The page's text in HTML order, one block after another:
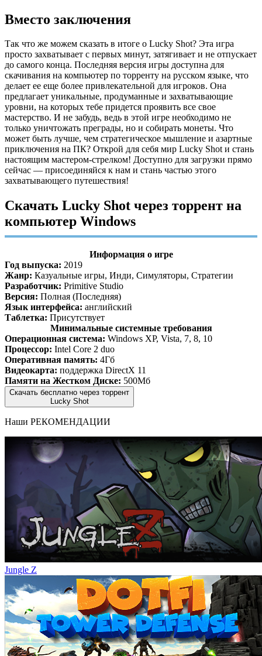
Вместо заключения
Так что же можем сказать в итоге о Lucky Shot? Эта игра
просто захватывает с первых минут, затягивает и не отпускает
до самого конца. Последняя версия игры доступна для
скачивания на компьютер по торренту на русском языке, что
делает ее еще более привлекательной для игроков. Она
предлагает уникальные, продуманные и захватывающие
уровни, на которых тебе придется проявить все свое
мастерство. И не забудь, ведь в этой игре необходимо не
только уничтожать преграды, но и собирать монеты. Что
может быть лучше, чем стратегическое мышление и азартные
приключения на ПК? Открой для себя мир Lucky Shot и стань
настоящим мастером-стрелком! Доступно для загрузки прямо
сейчас — присоединяйся к нам и стань частью этого
захватывающего путешествия!
Скачать Lucky Shot через торрент на
компьютер Windows
Информация о игре
Год выпуска: 2019
Жанр: Казуальные игры, Инди, Симуляторы, Стратегии
Разработчик: Primitive Studio
Версия: Полная (Последняя)
Язык интерфейса: английский
Таблетка: Присутствует
Минимальные системные требования
Операционная система: Windows XP, Vista, 7, 8, 10
Процессор: Intel Core 2 duo
Оперативная память: 4Гб
Видеокарта: поддержка DirectX 11
Памяти на Жестком Диске: 500Мб
Скачать бесплатно через торрент
Lucky Shot
Наши РЕКОМЕНДАЦИИ
Jungle Z